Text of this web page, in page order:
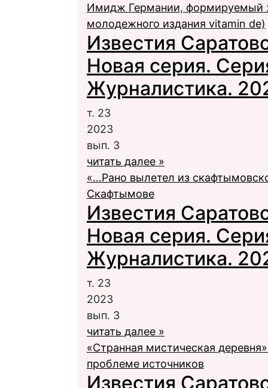
Имидж Германии, формируемый
молодежного издания vitamin de)
Известия
Новая серия.
Журналистика.
т. 23
2023
вып. 3
читать далее »
«…Рано вылетел из
Скафтымове
Известия
Новая серия.
Журналистика.
т. 23
2023
вып. 3
читать далее »
«Странная мистическая
проблеме источников
Известия